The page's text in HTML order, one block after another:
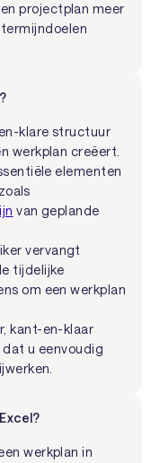
projectplan meer
klare structuur
werkplan creëert.
elementen
van geplande
vervangt
tijdelijke
om een werkplan
kant-en-klaar
u eenvoudig
werkplan in